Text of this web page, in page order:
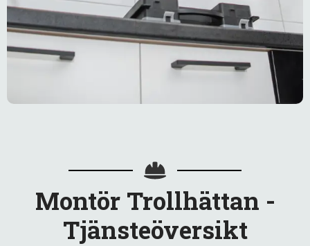
Montör Trollhättan -
Tjänsteöversikt